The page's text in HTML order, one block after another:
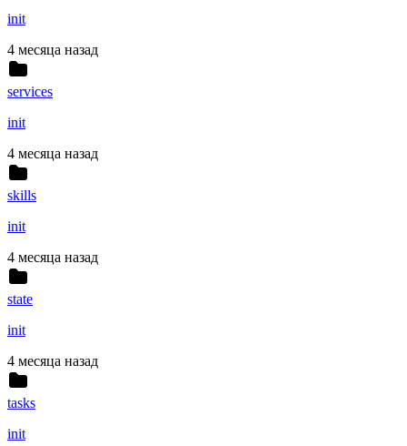
init
4 месяца назад
services
init
4 месяца назад
skills
init
4 месяца назад
state
init
4 месяца назад
tasks
init